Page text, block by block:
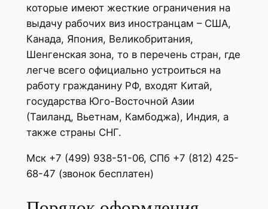
которые имеют жесткие ограничения на
выдачу рабочих виз иностранцам – США,
Канада, Япония, Великобритания,
Шенгенская зона, то в перечень стран, где
легче всего официально устроиться на
работу гражданину РФ, входят Китай,
государства Юго-Восточной Азии
(Таиланд, Вьетнам, Камбоджа), Индия, а
также страны СНГ.
Мск +7 (499) 938-51-06, СПб +7 (812) 425-
68-47 (звонок бесплатен)